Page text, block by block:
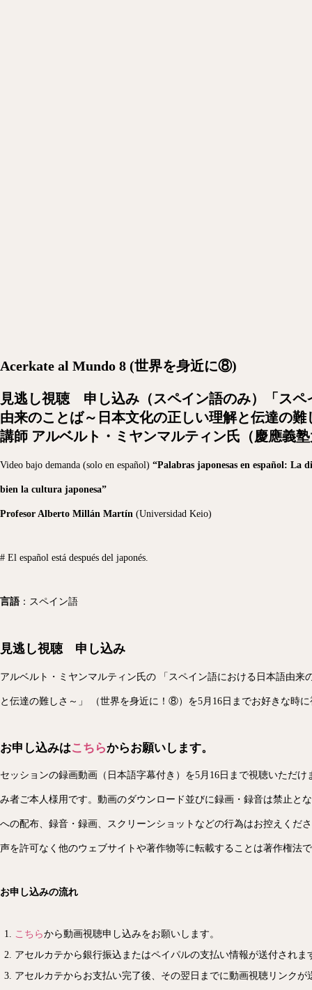
Acerkate al Mundo 8 (世界を身近に⑧)
見逃し視聴 申し込み（スペイン語のみ）「スペ
由来のことば～日本文化の正しい理解と伝達の難
講師 アルベルト・ミヤンマルティン氏（慶應義
Video bajo demanda (solo en español) “Palabras japonesas en español:
bien la cultura japonesa”
Profesor Alberto Millán Martín (Universidad Keio)
# El español está después del japonés.
言語 ：スペイン語
見逃し視聴 申し込み
アルベルト・ミヤンマルティン氏の 「スペイン語における日本語由来
と伝達の難しさ～」 （世界を身近に！⑧）を5月16日までお好きな時
お申し込みはこちらからお願いします。
セッションの録画動画（日本語字幕付き）を5月16日まで視聴いただ
み者ご本人様用です。動画のダウンロード並びに録画・録音は禁止と
への配布、録音・録画、スクリーンショットなどの行為はお控えくだ
声を許可なく他のウェブサイトや著作物等に転載することは著作権法
お申し込みの流れ
こちらから動画視聴申し込みをお願いします。
アセルカテから銀行振込またはペイパルの支払い情報が送付されま
アセルカテからお支払い完了後、その翌日までに動画視聴リンクが